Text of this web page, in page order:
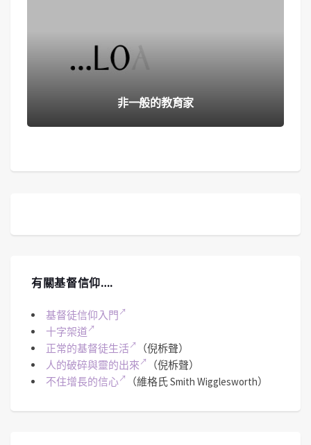
非一般的教育家
有關基督信仰….
基督徒信仰入門
十字架道
正常的基督徒生活
（倪柝聲）
人的破碎與靈的出來
（倪柝聲）
不住增長的信心
（維格氏 Smith Wigglesworth）